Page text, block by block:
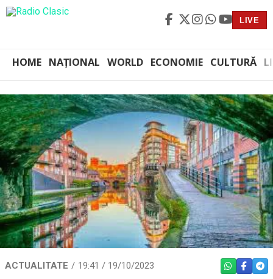
LIVE
HOME NAȚIONAL WORLD ECONOMIE CULTURĂ
ACTUALITATE 19:41 / 19/10/2023 WHATSAPP